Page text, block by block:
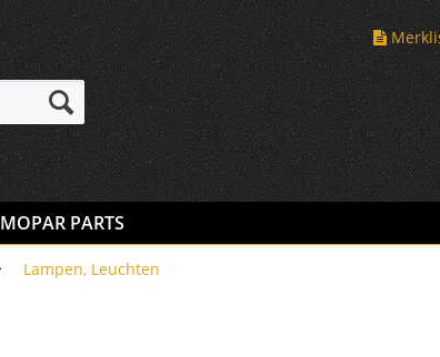
MOPAR PARTS
Lampen, Leuchten